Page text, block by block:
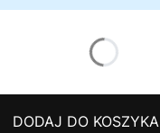
DODAJ DO KOSZYKA